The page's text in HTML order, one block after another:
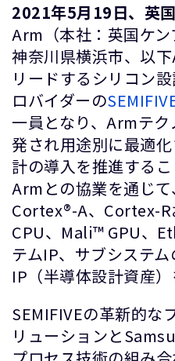
グローバル本社
110 Fulbourn Road
Cambridge, UK
CB1 9NJ
Tel: + 44(1223) 400 400
Fax: + 44(1223) 400 410
全てのオフィスを見る
2021年5月19日、英
Arm（本社：英国ケン
神奈川県横浜市、以
リードするシリコン
ロバイダーの
一員となり、Armテ
発され用途別に最適
計の導入を推進するこ
Armとの協業を通じて
Cortex®-A、Cortex-
CPU、Mali™ GPU、
テムIP、サブシステ
IP（半導体設計資産）
SEMIFIVEの革新的な
リューションと